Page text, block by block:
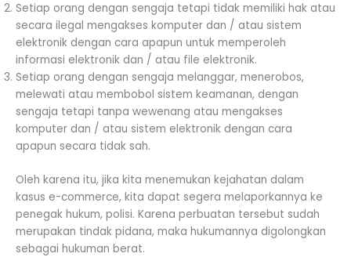
Setiap orang dengan sengaja tetapi tidak memiliki hak atau
secara ilegal mengakses komputer dan / atau sistem
elektronik dengan cara apapun untuk memperoleh
informasi elektronik dan / atau file elektronik.
Setiap orang dengan sengaja melanggar, menerobos,
melewati atau membobol sistem keamanan, dengan
sengaja tetapi tanpa wewenang atau mengakses
komputer dan / atau sistem elektronik dengan cara
apapun secara tidak sah.
Oleh karena itu, jika kita menemukan kejahatan dalam
kasus e-commerce, kita dapat segera melaporkannya ke
penegak hukum, polisi. Karena perbuatan tersebut sudah
merupakan tindak pidana, maka hukumannya digolongkan
sebagai hukuman berat.